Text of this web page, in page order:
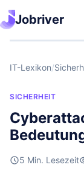
Jobriver
IT-Lexikon/
SICHERHEIT
5 Min. Lesezeit